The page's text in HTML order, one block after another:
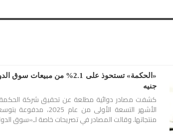
جنيه
كشفت مصادر دوائية مطلعة عن تحقيق شركة الحكمة
الأشهر التسعة الأولى
منتجاتها. وقالت المصادر في تصريحات خاصة لـ«سوق